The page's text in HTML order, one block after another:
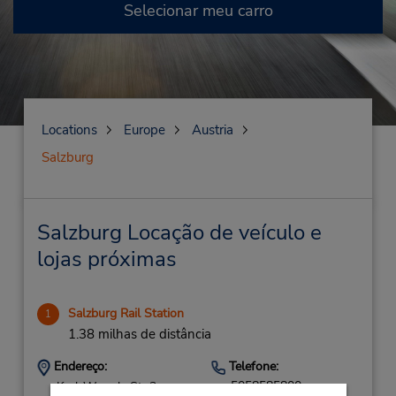
Selecionar meu carro
Locations Europe
Austria
Salzburg
Salzburg Locação de veículo e
lojas próximas
1 Salzburg Rail Station
1.38 milhas de distância
Endereço:
Karl-Wurmb-Str.3,
Telefone:
5058585800